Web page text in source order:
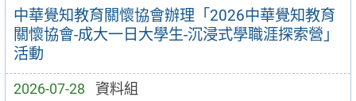
中華覺知教育關懷協會辦理「2026中華覺知教育
關懷協會-成大一日大學生-沉浸式學職涯探索營」
活動
2026-07-28 資料組